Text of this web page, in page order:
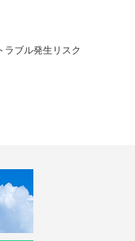
ブル発生リスク